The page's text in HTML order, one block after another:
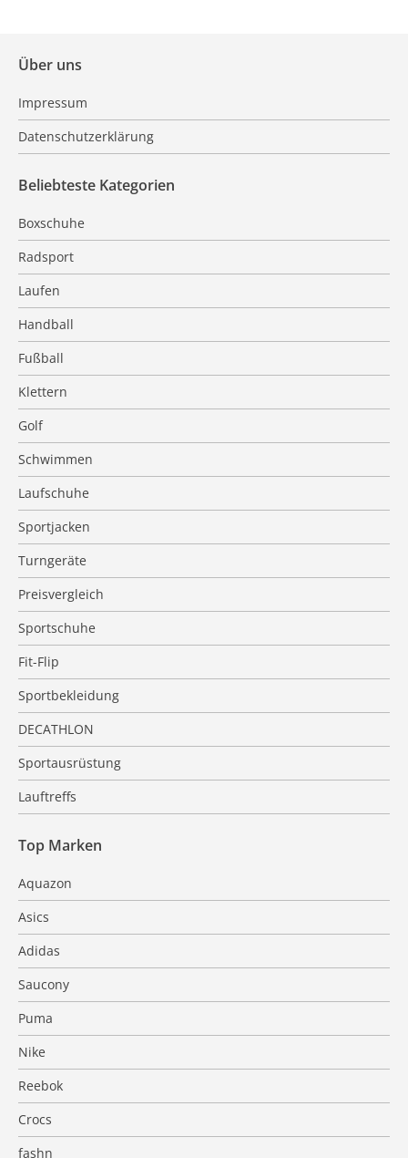
Über uns
Impressum
Datenschutzerklärung
Beliebteste Kategorien
Boxschuhe
Radsport
Laufen
Handball
Fußball
Klettern
Golf
Schwimmen
Laufschuhe
Sportjacken
Turngeräte
Preisvergleich
Sportschuhe
Fit-Flip
Sportbekleidung
DECATHLON
Sportausrüstung
Lauftreffs
Top Marken
Aquazon
Asics
Adidas
Saucony
Puma
Nike
Reebok
Crocs
fashn